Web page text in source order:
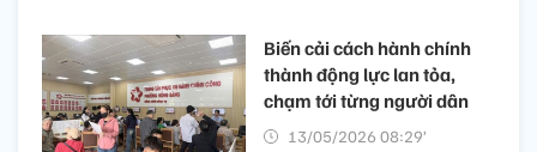
Biến cải cách hành chính
thành động lực lan tỏa,
chạm tới từng người dân
13/05/2026 08:29’